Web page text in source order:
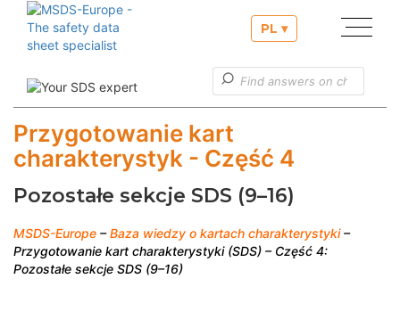
PL ▾
Nasze usługi
Nasze usługi w zakresie zgłoszeń PCN
Użyteczne informację
Przygotowanie kart
charakterystyk - Część 4
Pozostałe sekcje SDS (9–16)
MSDS-Europe –Baza wiedzy o kartach charakterystyki–
Przygotowanie kart charakterystyki (SDS) – Część 4:
Pozostałe sekcje SDS (9–16)